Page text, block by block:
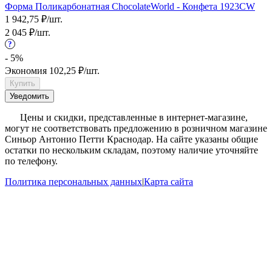
Форма Поликарбонатная ChocolateWorld - Конфета 1923CW
1 942,75 ₽/шт.
2 045 ₽/шт.
?
- 5%
Экономия 102,25 ₽/шт.
Купить
Уведомить
Цены и скидки, представленные в интернет-магазине,
могут не соответствовать предложению в розничном магазине
Синьор Антонио Петти Краснодар. На сайте указаны общие
остатки по нескольким складам, поэтому наличие уточняйте
по телефону.
Политика персональных данных|Карта сайта